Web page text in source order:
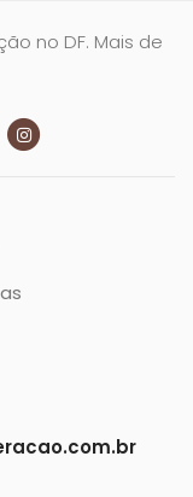
no DF. Mais de